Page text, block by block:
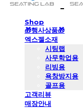
Shop
🎁행사상품🎁
엑스젤소재
시팅랩
사무학업용
리빙용
욕창방지용
골프용
고객리뷰
매장안내